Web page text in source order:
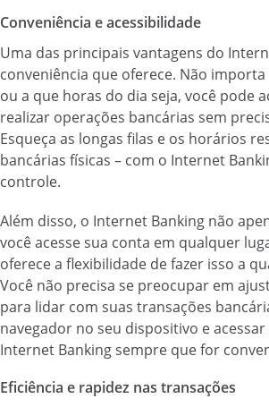
Conveniência e acessibilidade
Uma das principais vantagens do
conveniência que oferece. Não
ou a que horas do dia seja, você pode
realizar operações bancárias sem
Esqueça as longas filas e os horários
bancárias físicas – com o Internet
controle.
Além disso, o Internet Banking não
você acesse sua conta em qualquer
oferece a flexibilidade de fazer isso a
Você não precisa se preocupar em
para lidar com suas transações
navegador no seu dispositivo e
Internet Banking sempre que for
Eficiência e rapidez nas transações